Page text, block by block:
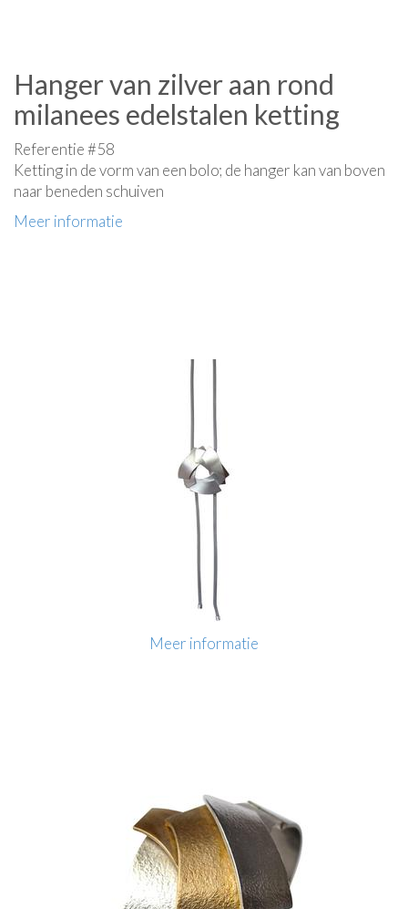
Hanger van zilver aan rond
milanees edelstalen ketting
Referentie #58
Ketting in de vorm van een bolo; de hanger kan van boven
naar beneden schuiven
Meer informatie
Meer informatie